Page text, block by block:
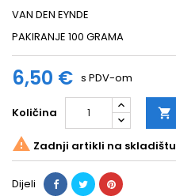
VAN DEN EYNDE
PAKIRANJE 100 GRAMA
6,50 € s PDV-om
Količina 
 Zadnji artikli na skladištu
Dijeli